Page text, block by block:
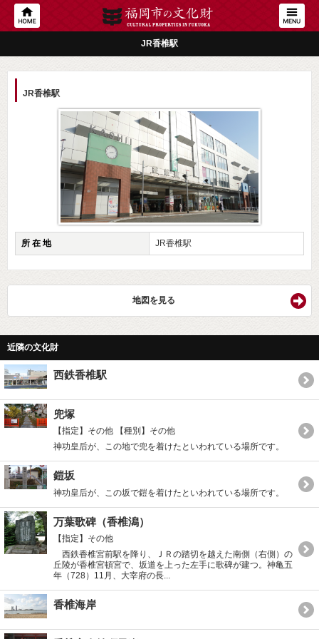
JR香椎駅
JR香椎駅
所 在 地 JR香椎駅
地図を見る
近隣の文化財
西鉄香椎駅
兜塚
【指定】その他
【種別】その他
神功皇后が、この地で兜を着けたといわれている場所です。
鎧坂
神功皇后が、この坂で鎧を着けたといわれている場所です。
万葉歌碑（香椎潟）
【指定】その他
西鉄香椎宮前駅を降り、ＪＲの踏切を越えた南側（右側）の
丘陵が香椎宮頓宮で、坂道を上った左手に歌碑が建つ。神亀五
年（728）11月、大宰府の長...
香椎海岸